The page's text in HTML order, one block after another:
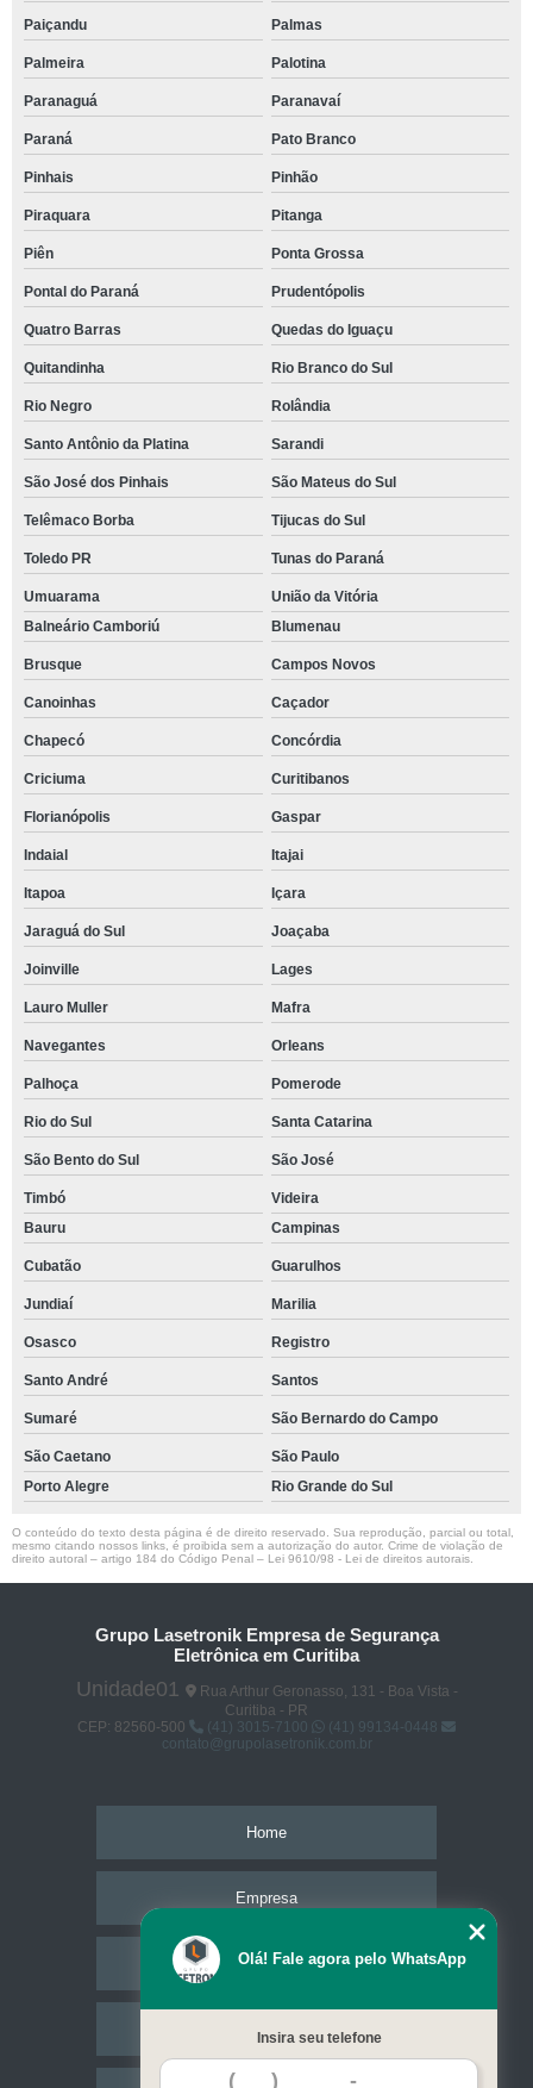
Paiçandu Palmas
Palmeira Palotina
Paranaguá Paranavaí
Paraná Pato Branco
Pinhais Pinhão
Piraquara Pitanga
Piên Ponta Grossa
Pontal do Paraná Prudentópolis
Quatro Barras Quedas do Iguaçu
Quitandinha Rio Branco do Sul
Rio Negro Rolândia
Santo Antônio da Platina Sarandi
São José dos Pinhais São Mateus do Sul
Telêmaco Borba Tijucas do Sul
Toledo PR Tunas do Paraná
Umuarama
União da Vitória
Balneário Camboriú
Blumenau
Brusque Campos Novos
Canoinhas Caçador
Chapecó Concórdia
Criciuma Curitibanos
Florianópolis Gaspar
Indaial Itajai
Itapoa Içara
Jaraguá do Sul Joaçaba
Joinville Lages
Lauro Muller Mafra
Navegantes Orleans
Palhoça Pomerode
Rio do Sul Santa Catarina
São Bento do Sul São José
Timbó
Videira
Bauru
Campinas
Cubatão Guarulhos
Jundiaí Marilia
Osasco Registro
Santo André Santos
Sumaré São Bernardo do Campo
São Caetano
São Paulo
Porto Alegre
Rio Grande do Sul
O conteúdo do texto desta página é de direito reservado. Sua reprodução, parcial ou total,
mesmo citando nossos links, é proibida sem a autorização do autor. Crime de violação de
direito autoral – artigo 184 do Código Penal – Lei 9610/98 - Lei de direitos autorais
Grupo Lasetronik Empresa de Segurança
Eletrônica em Curitiba
Unidade01
Rua Arthur Geronasso, 131 - Boa Vista -
Curitiba - PR
CEP: 82560-500
(41) 3015-7100
(41) 99134-0448
contato@grupolasetronik.com.br
Home
Empresa
Missão
Serviços
Olá! Fale agora pelo WhatsApp
Insira seu telefone